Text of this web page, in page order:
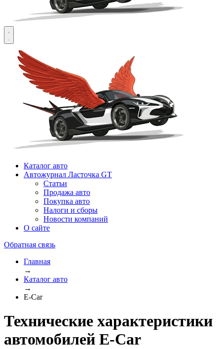
Каталог авто
Автожурнал Ласточка GT
Статьи
Продажа авто
Покупка авто
Налоги и сборы
Новости компаний
О сайте
Обратная связь
Главная
→
Каталог авто
→
E-Car
Технические характеристики
автомобилей E-Car